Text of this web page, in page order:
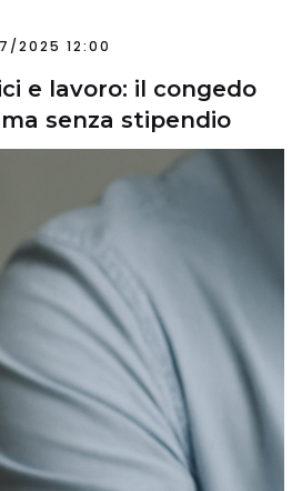
2025 12:00
e lavoro: il congedo
senza stipendio